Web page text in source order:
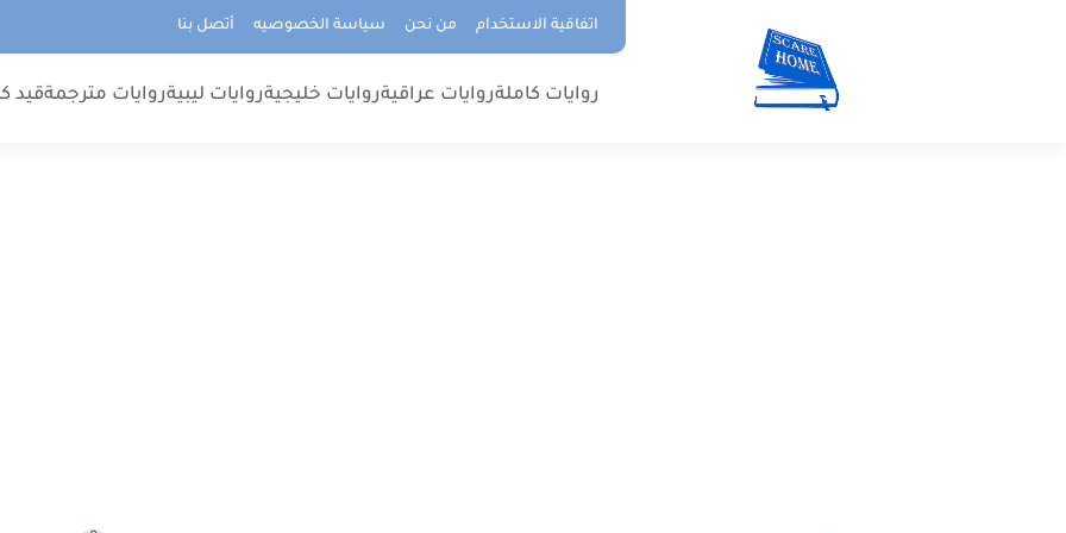
اتفاقية الاستخدام من نحن سياسة الخصوصيه أتصل بنا
روايات كاملةروايات عراقيةروايات خليجيةروايات ليبيةروايات مترجمةقيد